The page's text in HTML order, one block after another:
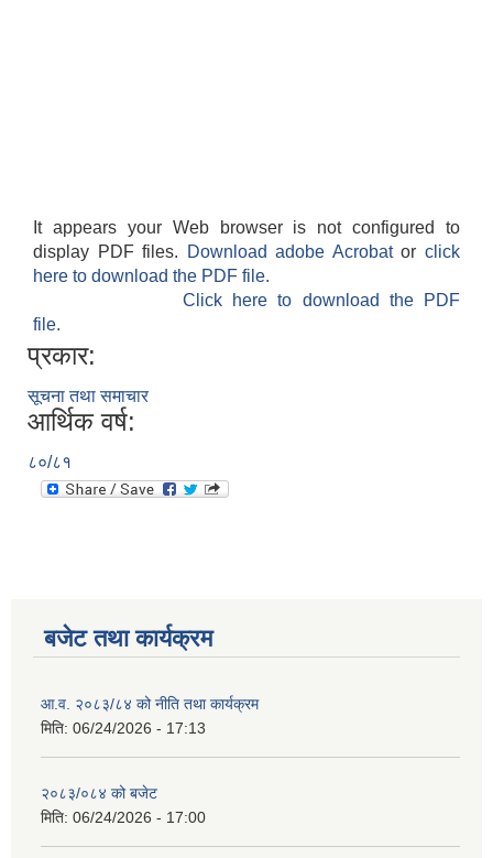
It appears your Web browser is not configured to
display PDF files.
Download adobe Acrobatorclick
here to download the PDF file.
Click here to download the PDF
file.
प्रकार:
सूचना तथा समाचार
आर्थिक वर्ष:
८०/८१
बजेट तथा कार्यक्रम
आ.व. २०८३/८४ को नीति तथा कार्यक्रम
मिति: 06/24/2026 - 17:13
२०८३/०८४ को बजेट
मिति: 06/24/2026 - 17:00